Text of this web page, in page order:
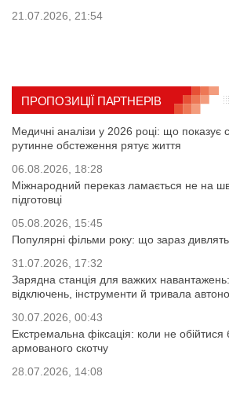
21.07.2026, 21:54
ПРОПОЗИЦІЇ ПАРТНЕРІВ
Медичні аналізи у 2026 році: що показує
рутинне обстеження рятує життя
06.08.2026, 18:28
Міжнародний переказ ламається не на
підготовці
05.08.2026, 15:45
Популярні фільми року: що зараз
31.07.2026, 17:32
Зарядна станція для важких
відключень, інструменти й тривала
30.07.2026, 00:43
Екстремальна фіксація: коли не обійтися
армованого скотчу
28.07.2026, 14:08